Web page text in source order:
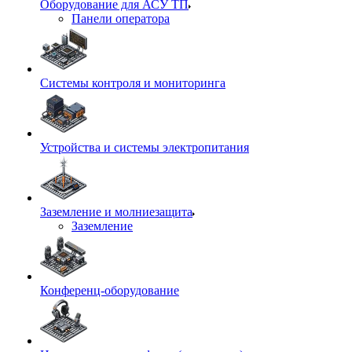
Оборудование для АСУ ТП
Панели оператора
Системы контроля и мониторинга
Устройства и системы электропитания
Заземление и молниезащита
Заземление
Конференц-оборудование